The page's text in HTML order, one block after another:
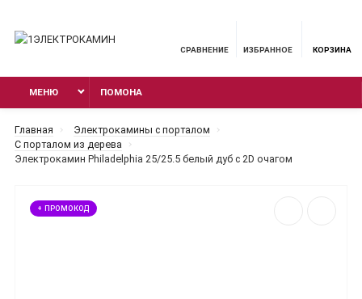
СРАВНЕНИЕ ИЗБРАННОЕ КОРЗИНА
МЕНЮ ПОМОНА
Главная
Электрокамины с порталом
С порталом из дерева
Электрокамин Philadelphia 25/25.5 белый дуб с 2D очагом
+ ПРОМОКОД